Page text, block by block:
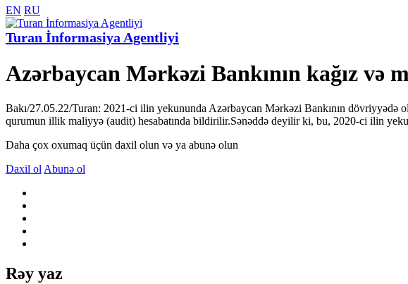
EN RU
Turan İnformasiya Agentliyi
Azərbaycan Mərkəzi Bankının kağız
Bakı/27.05.22/Turan: 2021-ci ilin yekununda Azərbaycan Mərkəzi Bankının
qurumun illik maliyyə (audit) hesabatında bildirilir.Sənəddə deyilir ki, bu, 2020-ci ilin
Daha çox oxumaq üçün daxil olun və ya abunə olun
Daxil ol Abunə ol
Rəy yaz